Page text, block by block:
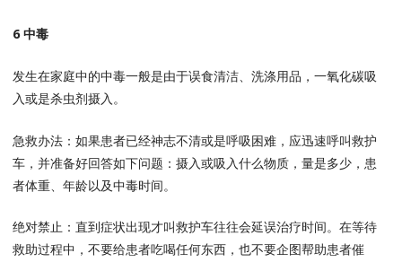
6 中毒
发生在家庭中的中毒一般是由于误食清洁、洗涤用品，一氧化碳吸
入或是杀虫剂摄入。
急救办法：如果患者已经神志不清或是呼吸困难，应迅速呼叫救护
车，并准备好回答如下问题：摄入或吸入什么物质，量是多少，患
者体重、年龄以及中毒时间。
绝对禁止：直到症状出现才叫救护车往往会延误治疗时间。在等待
救助过程中，不要给患者吃喝任何东西，也不要企图帮助患者催